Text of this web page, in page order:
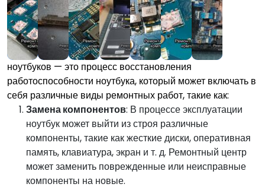
ноутбуков — это процесс восстановления
работоспособности ноутбука, который может включать в
себя различные виды ремонтных работ, такие как:
Замена компонентов: В процессе эксплуатации
ноутбук может выйти из строя различные
компоненты, такие как жесткие диски, оперативная
память, клавиатура, экран и т. д. Ремонтный центр
может заменить поврежденные или неисправные
компоненты на новые.